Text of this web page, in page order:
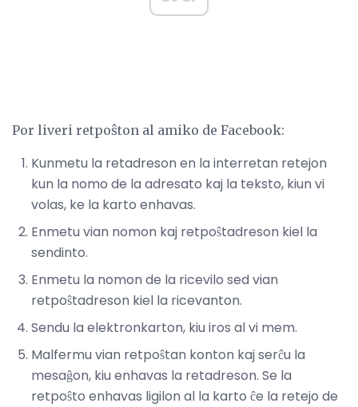
Por liveri retpoŝton al amiko de Facebook:
Kunmetu la retadreson en la interretan retejon
kun la nomo de la adresato kaj la teksto, kiun vi
volas, ke la karto enhavas.
Enmetu vian nomon kaj retpoŝtadreson kiel la
sendinto.
Enmetu la nomon de la ricevilo sed vian
retpoŝtadreson kiel la ricevanton.
Sendu la elektronkarton, kiu iros al vi mem.
Malfermu vian retpoŝtan konton kaj serĉu la
mesaĝon, kiu enhavas la retadreson. Se la
retpoŝto enhavas ligilon al la karto ĉe la retejo de